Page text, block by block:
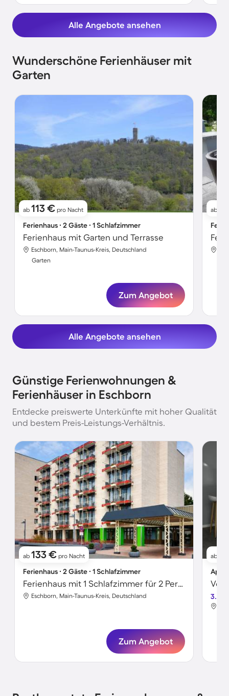
Alle Angebote ansehen
Wunderschöne Ferienhäuser mit
Garten
ab 113 € pro Nacht
Ferienhaus ∙ 2 Gäste ∙ 1 Schlafzimmer
Ferienhaus mit Garten und Terrasse
Eschborn, Main-Taunus-Kreis, Deutschland
Garten
Zum Angebot
ab
Alle Angebote ansehen
Günstige Ferienwohnungen &
Ferienhäuser in Eschborn
Entdecke preiswerte Unterkünfte mit hoher Qualität
und bestem Preis-Leistungs-Verhältnis.
ab 133 € pro Nacht
Ferienhaus ∙ 2 Gäste ∙ 1 Schlafzimmer
Ferienhaus mit 1 Schlafzimmer für 2 Personen
Eschborn, Main-Taunus-Kreis, Deutschland
Zum Angebot
ab
3.3